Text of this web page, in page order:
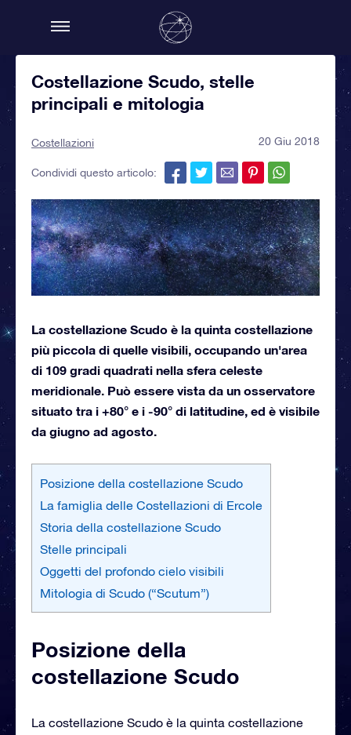
Costellazione Scudo, stelle
principali e mitologia
Costellazioni 20 Giu 2018
Condividi questo articolo:
La costellazione Scudo è la quinta costellazione
più piccola di quelle visibili, occupando un'area
di 109 gradi quadrati nella sfera celeste
meridionale. Può essere vista da un osservatore
situato tra i +80° e i -90° di latitudine, ed è visibile
da giugno ad agosto.
Posizione della costellazione Scudo
La famiglia delle Costellazioni di Ercole
Storia della costellazione Scudo
Stelle principali
Oggetti del profondo cielo visibili
Mitologia di Scudo (“Scutum”)
Posizione della
costellazione Scudo
La costellazione Scudo è la quinta costellazione